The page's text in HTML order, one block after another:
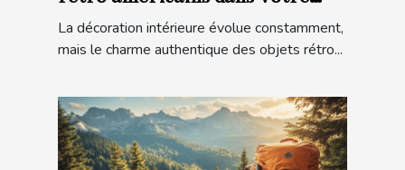
décoration moderne ?
La décoration intérieure évolue constamment,
mais le charme authentique des objets rétro...